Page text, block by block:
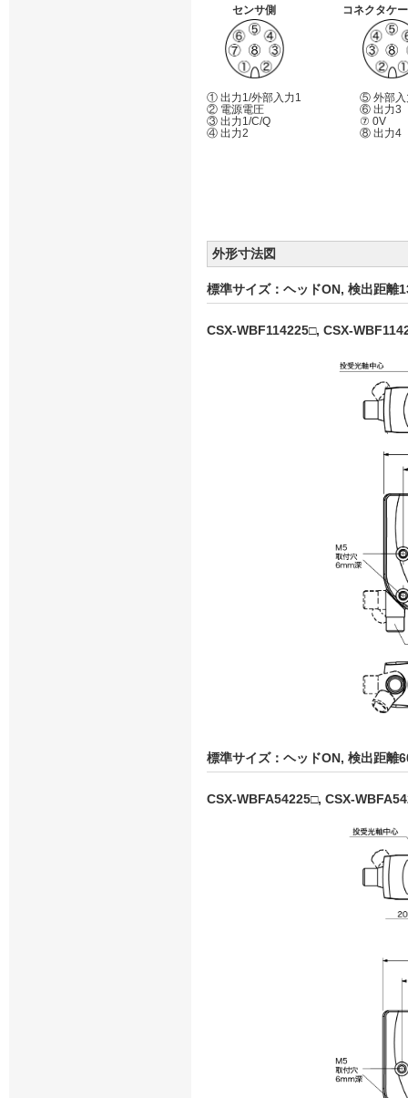
センサ側
① 出力1/外部入力1
② 電源電圧
③ 出力1/C/Q
④ 出力2
コネクタケ
⑤ 外部入
⑥ 出力3
⑦ 0V
⑧ 出力4
外形寸法図
標準サイズ：ヘッドON, 検出距離
CSX-WBF114225□, CSX-
標準サイズ：ヘッドON, 検出距離
CSX-WBFA54225□, CSX-